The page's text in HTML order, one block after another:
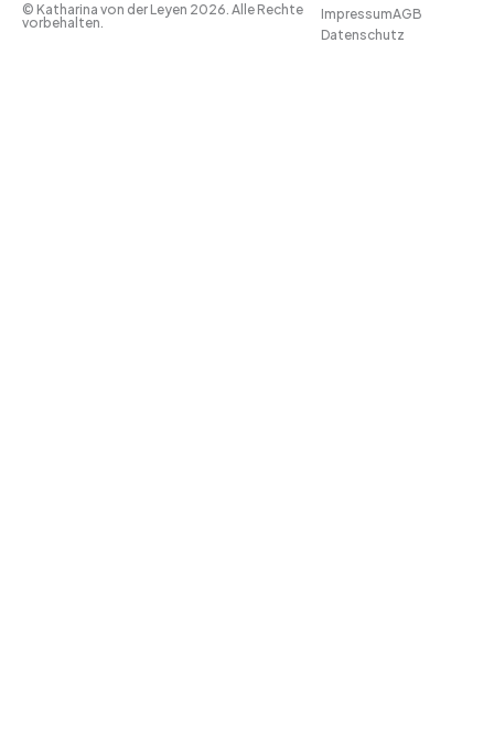
© Katharina von der Leyen 2026. Alle Rechte
vorbehalten.
ImpressumAGB
Datenschutz